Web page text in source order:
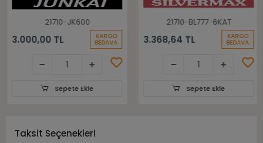
21710-JK600
3.000,00 TL KARGO
BEDAVA
Sepete Ekle
21710-BL777-6KAT
3.368,64 TL KARGO
BEDAVA
Sepete Ekle
Taksit Seçenekleri